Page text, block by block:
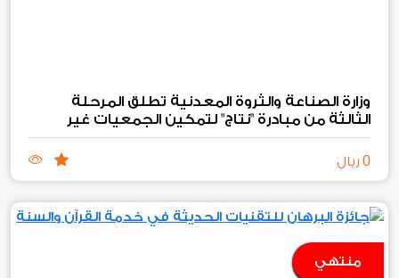
وزارة الصناعة والثروة المعدنية تطلق المرحلة
الثالثة من مبادرة "نتاج" لتمكين الجمعيات غير
الربحية الصناعية والتعدينية
0 ريال
منتهي